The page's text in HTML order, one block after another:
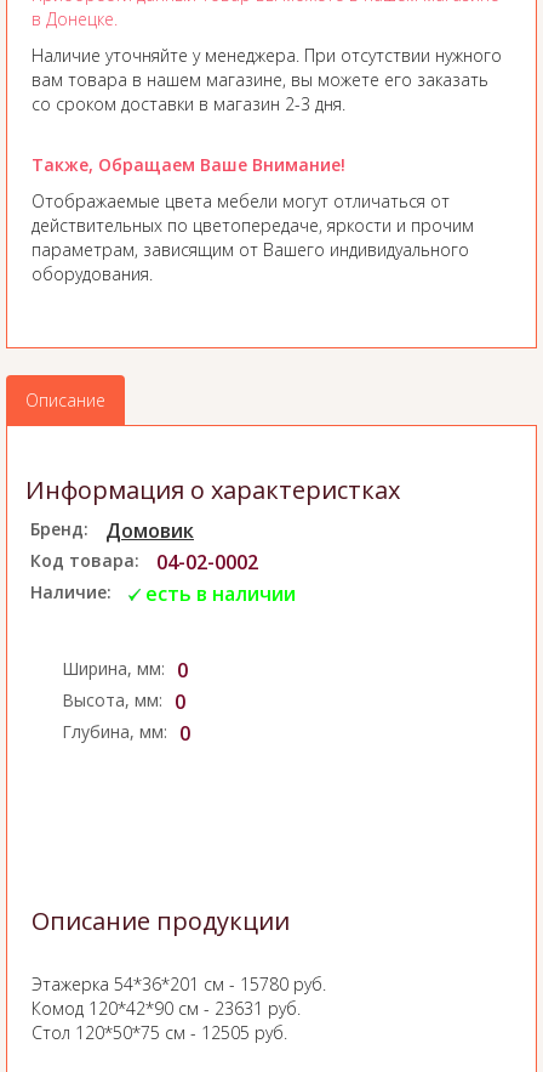
в Донецке.
Наличие уточняйте у менеджера. При отсутствии нужного
вам товара в нашем магазине, вы можете его заказать
со сроком доставки в магазин 2-3 дня.
Также, Обращаем Ваше Внимание!
Отображаемые цвета мебели могут отличаться от
действительных по цветопередаче, яркости и прочим
параметрам, зависящим от Вашего индивидуального
оборудования.
Описание
Информация о характеристках
Бренд: Домовик
Код товара: 04-02-0002
Наличие: есть в наличии
Ширина, мм: 0
Высота, мм: 0
Глубина, мм: 0
Описание продукции
Этажерка 54*36*201 см - 15780 руб.
Комод 120*42*90 см - 23631 руб.
Стол 120*50*75 см - 12505 руб.